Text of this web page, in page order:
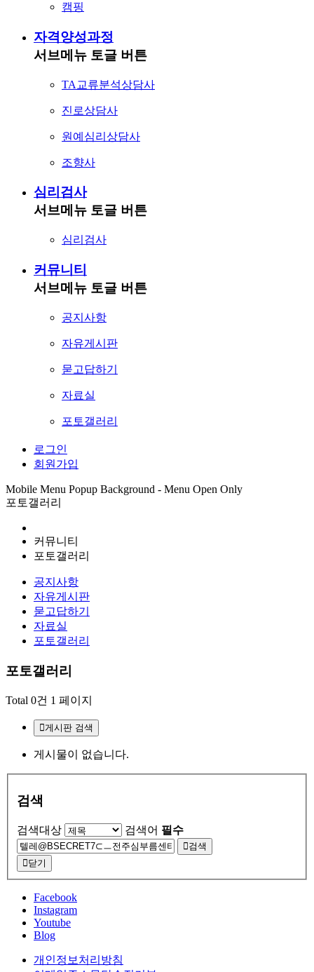
캠핑
자격양성과정
서브메뉴 토글 버튼
TA교류분석상담사
진로상담사
원예심리상담사
조향사
심리검사
서브메뉴 토글 버튼
심리검사
커뮤니티
서브메뉴 토글 버튼
공지사항
자유게시판
묻고답하기
자료실
포토갤러리
로그인
회원가입
Mobile Menu Popup Background - Menu Open Only
포토갤러리
커뮤니티
포토갤러리
공지사항
자유게시판
묻고답하기
자료실
포토갤러리
포토갤러리
Total 0건 1 페이지
게시판 검색
게시물이 없습니다.
검색
검색대상 검색어 필수
검색
닫기
Facebook
Instagram
Youtube
Blog
개인정보처리방침